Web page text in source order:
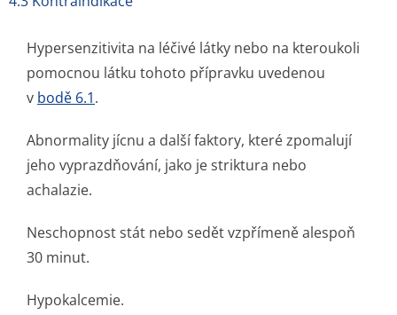
Hypersenzitivita na léčivé látky nebo na kteroukoli
pomocnou látku tohoto přípravku uvedenou
v bodě 6.1.
Abnormality jícnu a další faktory, které zpomalují
jeho vyprazdňování, jako je striktura nebo
achalazie.
Neschopnost stát nebo sedět vzpřímeně alespoň
30 minut.
Hypokalcemie.